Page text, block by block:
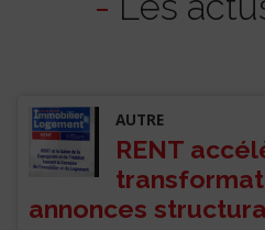
AUTRE
RENT
annonces